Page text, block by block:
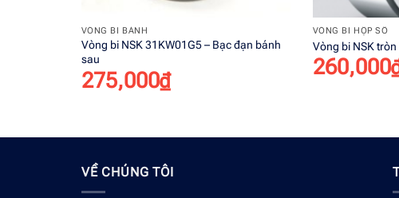
VÒNG BI BÁNH
Vòng bi NSK 31KW01G5 – Bạc đạn bánh
sau
275,000₫
VÒNG BI HỘP SỐ
Vòng bi NSK
260,000
VỀ CHÚNG TÔI